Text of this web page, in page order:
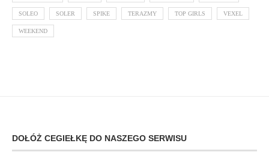
SOLEO SOLER SPIKE TERAZMY TOP GIRLS VEXEL
WEEKEND
DOŁÓŻ CEGIEŁKĘ DO NASZEGO SERWISU